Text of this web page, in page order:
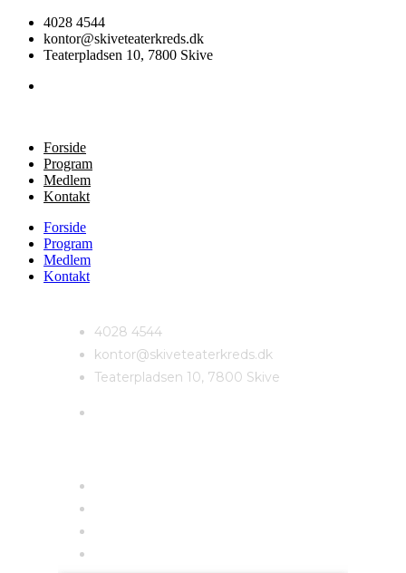
4028 4544
kontor@skiveteaterkreds.dk
Teaterpladsen 10, 7800 Skive
Forside
Program
Medlem
Kontakt
Forside
Program
Medlem
Kontakt
4028 4544
kontor@skiveteaterkreds.dk
Teaterpladsen 10, 7800 Skive